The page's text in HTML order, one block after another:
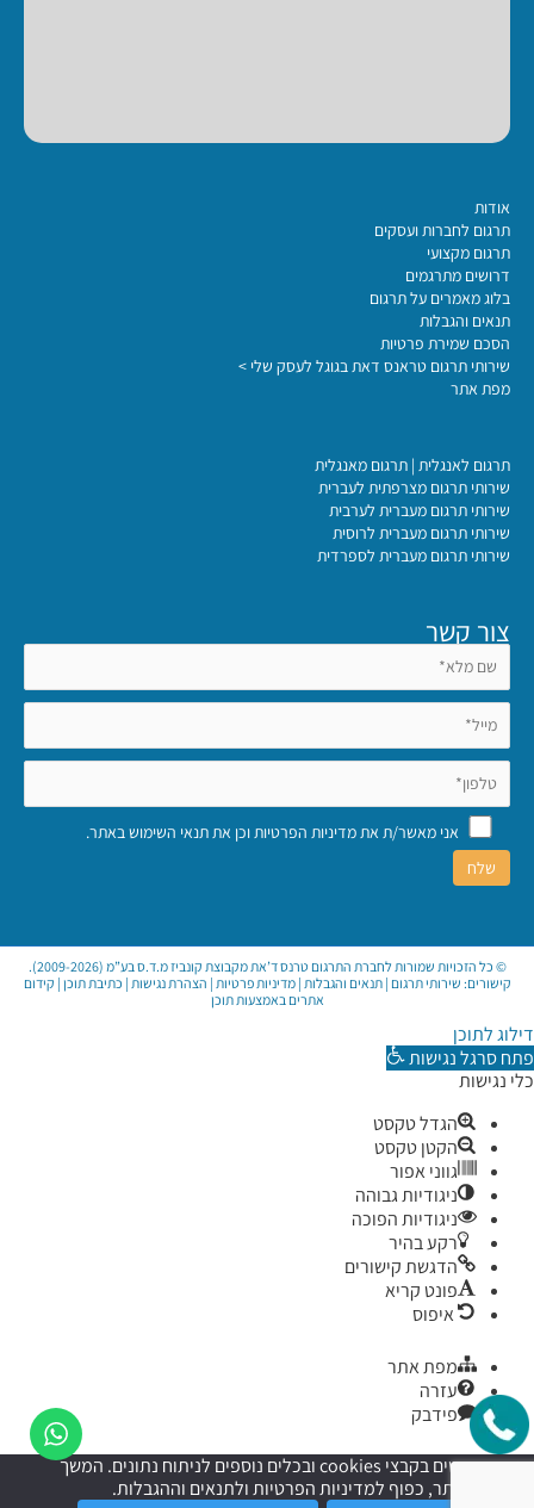
אודות
תרגום לחברות ועסקים
תרגום מקצועי
דרושים מתרגמים
בלוג מאמרים על תרגום
תנאים והגבלות
הסכם שמירת פרטיות
שירותי תרגום טראנס דאת בגוגל לעסק שלי >
מפת אתר
תרגום לאנגלית | תרגום מאנגלית
שירותי תרגום מצרפתית לעברית
שירותי תרגום מעברית לערבית
שירותי תרגום מעברית לרוסית
שירותי תרגום מעברית לספרדית
צור קשר
אני מאשר/ת אתמדיניות הפרטיותוכן אתתנאי השימוש באתר.
© כל הזכויות שמורות לחברת התרגום טרנס ד’את מקבוצת קונביז מ.ד.ס בע”מ (2009-2026).
קישורים: שירותי תרגום |תנאים והגבלות |מדיניות פרטיות | הצהרת נגישות | כתיבת תוכן | קידום
אתרים באמצעות תוכן
דילוג לתוכן
פתח סרגל נגישות
כלי נגישות
הגדל טקסט
הקטן טקסט
גווני אפור
ניגודיות גבוהה
ניגודיות הפוכה
רקע בהיר
הדגשת קישורים
פונט קריא
איפוס
מפת אתר
עזרה
פידבק
אנו משתמשים בקבצי cookies ובכלים נוספים לניתוח נתונים. המשך
השימוש באתר, כפוף למדיניות הפרטיות ולתנאים וההגבלות.